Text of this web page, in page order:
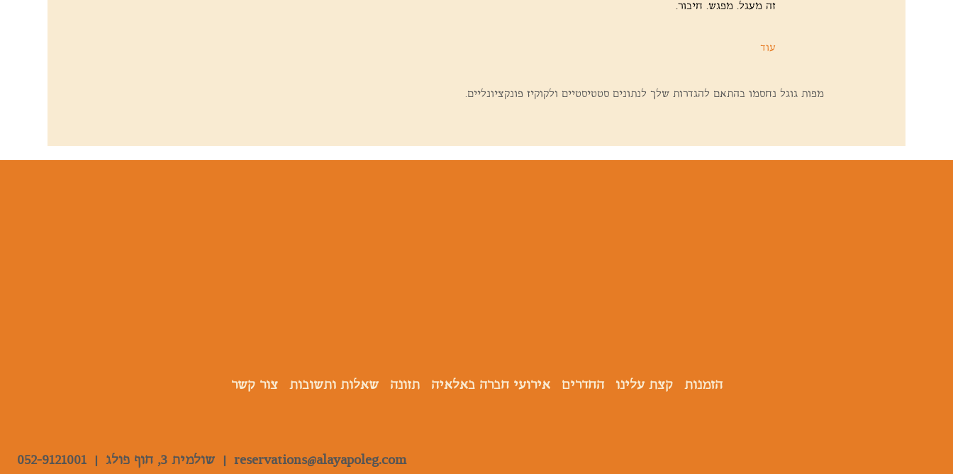
זה מעגל. מפגש. חיבור.
עוד
מפות גוגל נחסמו בהתאם להגדרות שלך לנתונים סטטיסטיים ולקוקיז פונקציונליים.
הזמנות קצת עלינו החדרים אירועי חברה באלאיה תזונה שאלות ותשובות צור קשר
שולמית 3, חוף פולג | 052-9121001 | reservations@alayapoleg.com